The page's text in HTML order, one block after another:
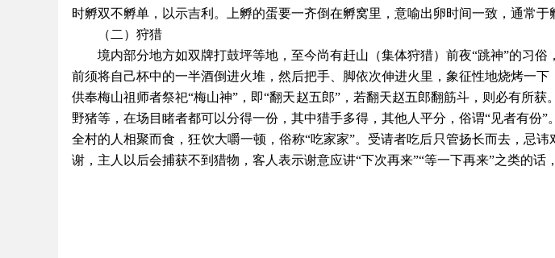
时孵双不孵单，以示吉利。上孵的蛋要一齐倒在孵窝里，意喻出卵时间一致，通常于
（二）狩猎
境内部分地方如双牌打鼓坪等地，至今尚有赶山（集体狩猎）前夜“跳神”的习俗
前须将自己杯中的一半酒倒进火堆，然后把手、脚依次伸进火里，象征性地烧烤一
供奉梅山祖师者祭祀“梅山神”，即“翻天赵五郎”，若翻天赵五郎翻筋斗，则必有所
野猪等，在场目睹者都可以分得一份，其中猎手多得，其他人平分，俗谓“见者有
全村的人相聚而食，狂饮大嚼一顿，俗称“吃家家”。受请者吃后只管扬长而去，忌
谢，主人以后会捕获不到猎物，客人表示谢意应讲“下次再来”“等一下再来”之类的话